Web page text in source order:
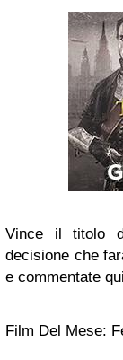
Vince il titolo
decisione che
e commentate
Film Del Mese: